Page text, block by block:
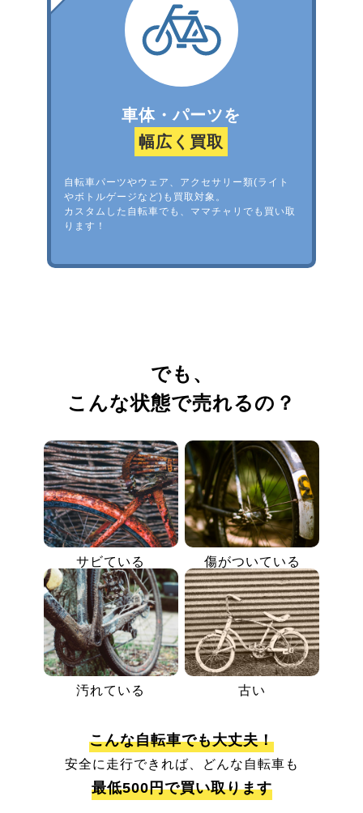
車体・パーツを
幅広く買取
自転車パーツやウェア、アクセサリー類(ライト
やボトルゲージなど)も買取対象。
カスタムした自転車でも、ママチャリでも買い取
ります！
でも、
こんな状態で売れるの？
サビている 傷がついている
汚れている 古い
こんな自転車でも大丈夫！
安全に走行できれば、どんな自転車も
最低500円で買い取ります